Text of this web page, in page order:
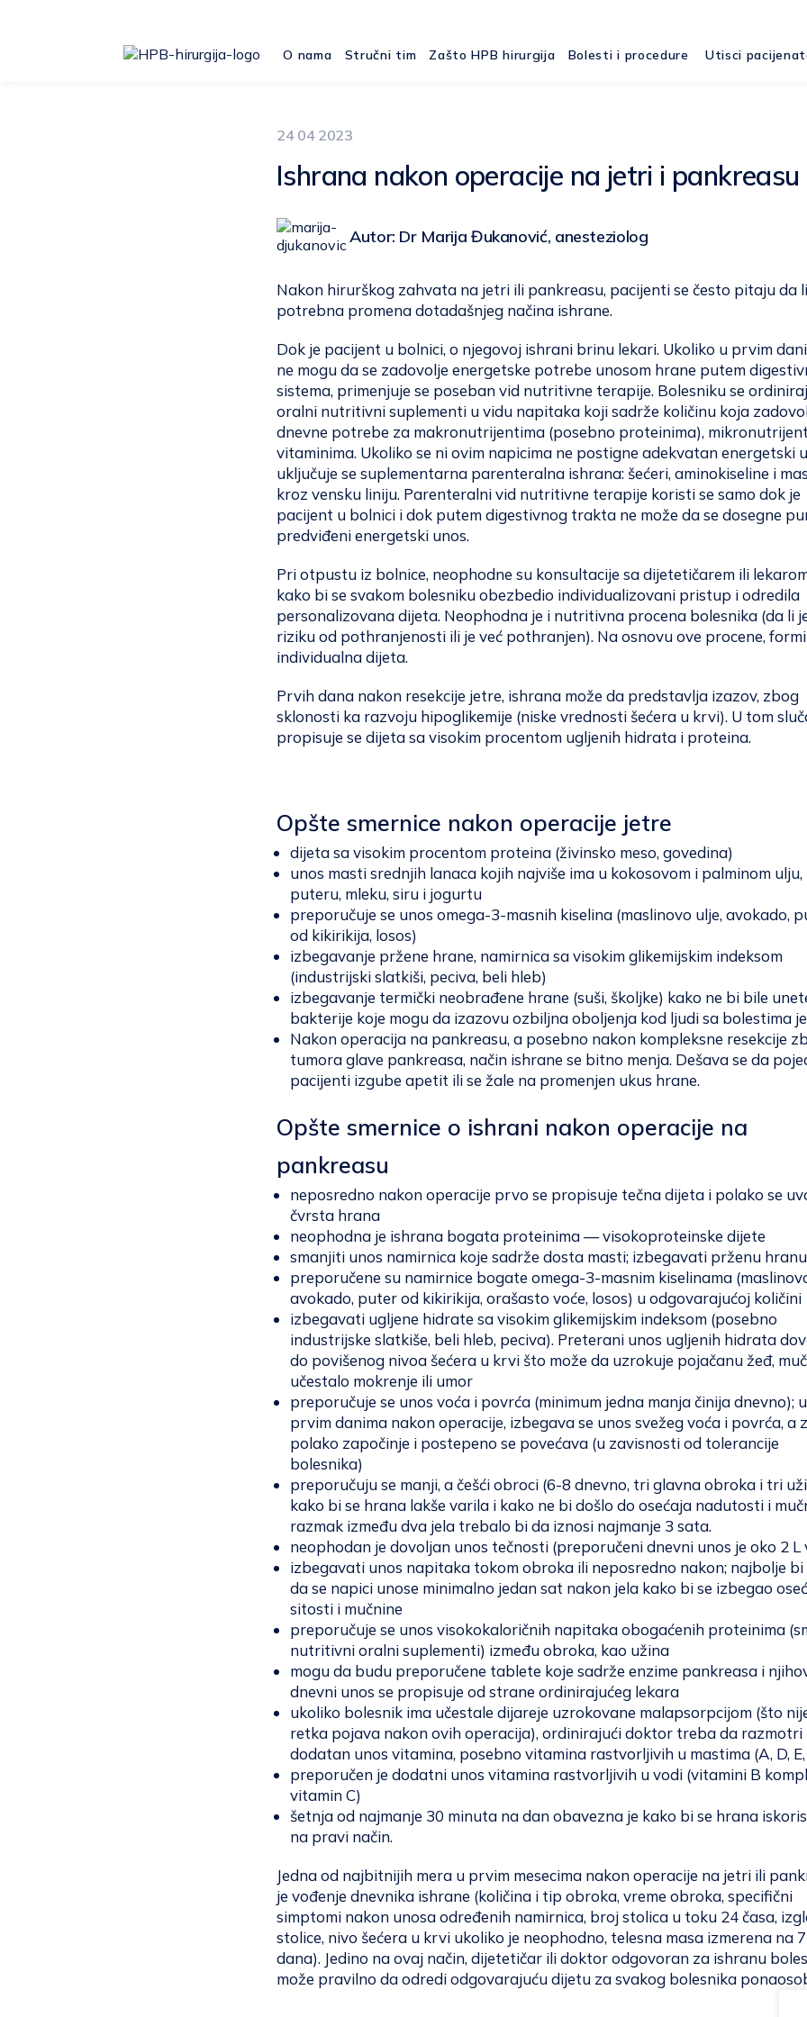
O nama Stručni tim Zašto HPB hirurgija Bolesti i procedure Utisci
24 04 2023
Ishrana nakon operacije na jetri i pankreasu
Autor: Dr Marija Đukanović, anesteziolog
Nakon hirurškog zahvata na jetri ili pankreasu, pacijenti se često pitaju da
potrebna promena dotadašnjeg načina ishrane.
Dok je pacijent u bolnici, o njegovoj ishrani brinu lekari. Ukoliko u prvim
ne mogu da se zadovolje energetske potrebe unosom hrane putem
sistema, primenjuje se poseban vid nutritivne terapije. Bolesniku se
oralni nutritivni suplementi u vidu napitaka koji sadrže količinu koja
dnevne potrebe za makronutrijentima (posebno proteinima),
vitaminima. Ukoliko se ni ovim napicima ne postigne adekvatan energetski
uključuje se suplementarna parenteralna ishrana: šećeri, aminokiseline i
kroz vensku liniju. Parenteralni vid nutritivne terapije koristi se samo dok je
pacijent u bolnici i dok putem digestivnog trakta ne može da se dosegne
predviđeni energetski unos.
Pri otpustu iz bolnice, neophodne su konsultacije sa dijetetičarem ili
kako bi se svakom bolesniku obezbedio individualizovani pristup i odredila
personalizovana dijeta. Neophodna je i nutritivna procena bolesnika (da li
riziku od pothranjenosti ili je već pothranjen). Na osnovu ove procene,
individualna dijeta.
Prvih dana nakon resekcije jetre, ishrana može da predstavlja izazov, zbog
sklonosti ka razvoju hipoglikemije (niske vrednosti šećera u krvi). U tom
propisuje se dijeta sa visokim procentom ugljenih hidrata i proteina.
Opšte smernice nakon operacije jetre
dijeta sa visokim procentom proteina (živinsko meso, govedina)
unos masti srednjih lanaca kojih najviše ima u kokosovom i palminom ulju,
puteru, mleku, siru i jogurtu
preporučuje se unos omega-3-masnih kiselina (maslinovo ulje, avokado,
od kikirikija, losos)
izbegavanje pržene hrane, namirnica sa visokim glikemijskim indeksom
(industrijski slatkiši, peciva, beli hleb)
izbegavanje termički neobrađene hrane (suši, školjke) kako ne bi bile
bakterije koje mogu da izazovu ozbiljna oboljenja kod ljudi sa bolestima
Nakon operacija na pankreasu, a posebno nakon kompleksne resekcije
tumora glave pankreasa, način ishrane se bitno menja. Dešava se da
pacijenti izgube apetit ili se žale na promenjen ukus hrane.
Opšte smernice o ishrani nakon operacije na
pankreasu
neposredno nakon operacije prvo se propisuje tečna dijeta i polako se
čvrsta hrana
neophodna je ishrana bogata proteinima — visokoproteinske dijete
smanjiti unos namirnica koje sadrže dosta masti; izbegavati prženu hranu
preporučene su namirnice bogate omega-3-masnim kiselinama
avokado, puter od kikirikija, orašasto voće, losos) u odgovarajućoj količini
izbegavati ugljene hidrate sa visokim glikemijskim indeksom (posebno
industrijske slatkiše, beli hleb, peciva). Preterani unos ugljenih hidrata
do povišenog nivoa šećera u krvi što može da uzrokuje pojačanu žeđ,
učestalo mokrenje ili umor
preporučuje se unos voća i povrća (minimum jedna manja činija dnevno); u
prvim danima nakon operacije, izbegava se unos svežeg voća i povrća, a
polako započinje i postepeno se povećava (u zavisnosti od tolerancije
bolesnika)
preporučuju se manji, a češći obroci (6-8 dnevno, tri glavna obroka i tri
kako bi se hrana lakše varila i kako ne bi došlo do osećaja nadutosti i
razmak između dva jela trebalo bi da iznosi najmanje 3 sata.
neophodan je dovoljan unos tečnosti (preporučeni dnevni unos je oko 2 L
izbegavati unos napitaka tokom obroka ili neposredno nakon; najbolje bi
da se napici unose minimalno jedan sat nakon jela kako bi se izbegao
sitosti i mučnine
preporučuje se unos visokokaloričnih napitaka obogaćenih proteinima
nutritivni oralni suplementi) između obroka, kao užina
mogu da budu preporučene tablete koje sadrže enzime pankreasa i
dnevni unos se propisuje od strane ordinirajućeg lekara
ukoliko bolesnik ima učestale dijareje uzrokovane malapsorpcijom (što
retka pojava nakon ovih operacija), ordinirajući doktor treba da razmotri
dodatan unos vitamina, posebno vitamina rastvorljivih u mastima (A, D, E,
preporučen je dodatni unos vitamina rastvorljivih u vodi (vitamini B
vitamin C)
šetnja od najmanje 30 minuta na dan obavezna je kako bi se hrana
na pravi način.
Jedna od najbitnijih mera u prvim mesecima nakon operacije na jetri ili
je vođenje dnevnika ishrane (količina i tip obroka, vreme obroka, specifični
simptomi nakon unosa određenih namirnica, broj stolica u toku 24 časa,
stolice, nivo šećera u krvi ukoliko je neophodno, telesna masa izmerena na
dana). Jedino na ovaj način, dijetetičar ili doktor odgovoran za ishranu
može pravilno da odredi odgovarajuću dijetu za svakog bolesnika